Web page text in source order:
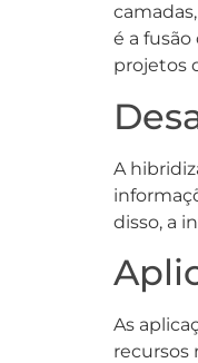
é a
projetos
A
disso, a
As
recursos